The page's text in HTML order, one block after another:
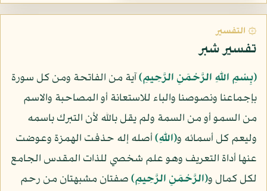
۞ التفسير
تفسير شبر
﴿بِسْمِ اللّهِ الرَّحْمَنِ الرَّحِيمِ﴾آية من الفاتحة ومن كل سورة
بإجماعنا ونصوصنا والباء للاستعانة أو المصاحبة والاسم
من السمو أو من السمة ولم يقل بالله لأن التبرك باسمه
وليعم كل أسمائه و﴿اللّهِ﴾أصله إله حذفت الهمزة وعوضت
عنها أداة التعريف وهو علم شخصي للذات المقدس الجامع
لكل كمال و﴿الرَّحْمَنِ الرَّحِيمِ﴾صفتان مشبهتان من رحم